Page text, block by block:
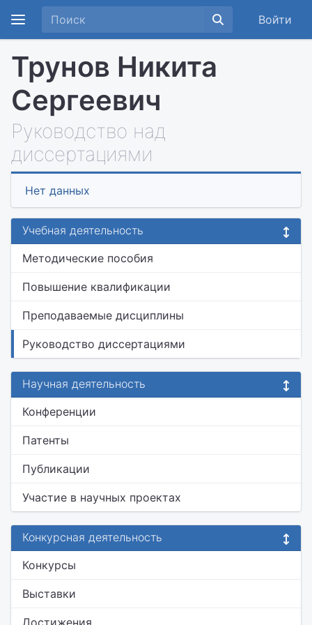
Войти
Трунов Никита
Сергеевич
Руководство над
диссертациями
Нет данных
Учебная деятельность
Методические пособия
Повышение квалификации
Преподаваемые дисциплины
Руководство диссертациями
Научная деятельность
Конференции
Патенты
Публикации
Участие в научных проектах
Конкурсная деятельность
Конкурсы
Выставки
Достижения